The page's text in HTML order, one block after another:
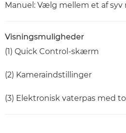
Manuel: Vælg mellem et af syv
Visningsmuligheder
(1) Quick Control-skærm
(2) Kameraindstillinger
(3) Elektronisk vaterpas med